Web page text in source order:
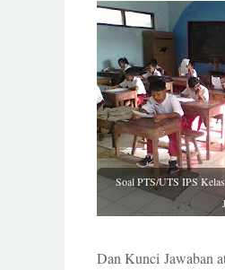
Soal PTS/UTS IPS
Dan Kunci Jawaban